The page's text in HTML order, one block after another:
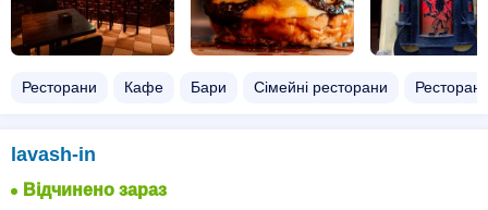
Ресторани Кафе Бари Сімейні ресторани
lavash-in
Відчинено зараз